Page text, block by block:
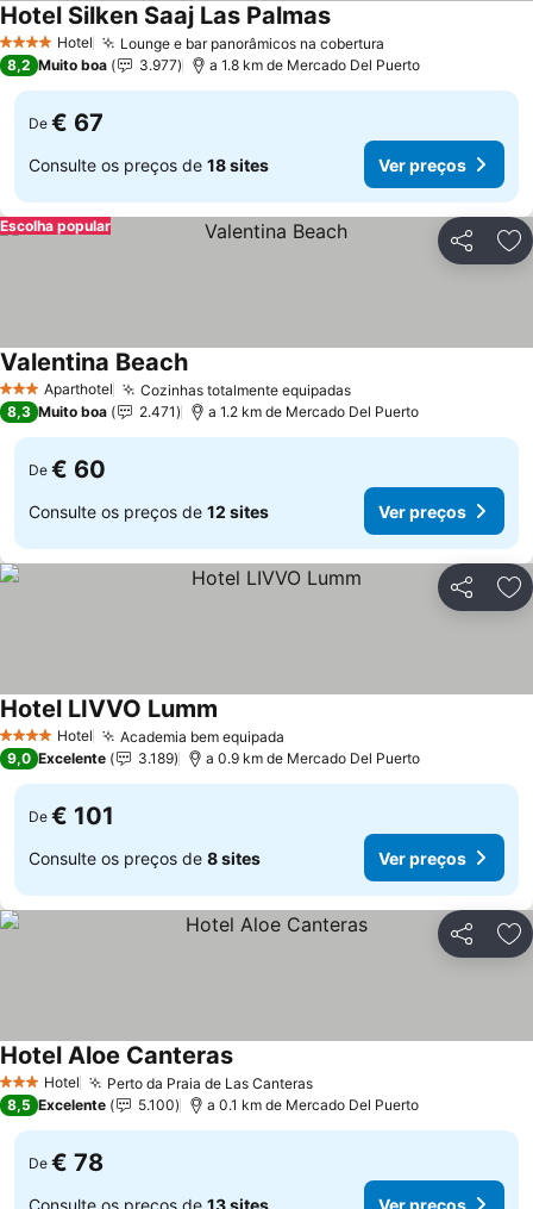
4 EstrelasHotel Lounge e bar panorâmicos na cobertura
Hotel Silken Saaj Las Palmas
8,2 Muito boa 3.977 a 1.8 km de Mercado Del Puerto
De € 67
Consulte os preços de 18 sites Ver preços
Partilhar
Escolha popular
3 EstrelasAparthotel Cozinhas totalmente equipadas
Valentina Beach
8,3 Muito boa 2.471 a 1.2 km de Mercado Del Puerto
De € 60
Consulte os preços de 12 sites Ver preços
Partilhar
4 EstrelasHotel Academia bem equipada
Hotel LIVVO Lumm
9,0 Excelente 3.189 a 0.9 km de Mercado Del Puerto
De € 101
Consulte os preços de 8 sites Ver preços
Partilhar
3 EstrelasHotel Perto da Praia de Las Canteras
Hotel Aloe Canteras
8,5 Excelente 5.100 a 0.1 km de Mercado Del Puerto
De € 78
Consulte os preços de 13 sites Ver preços